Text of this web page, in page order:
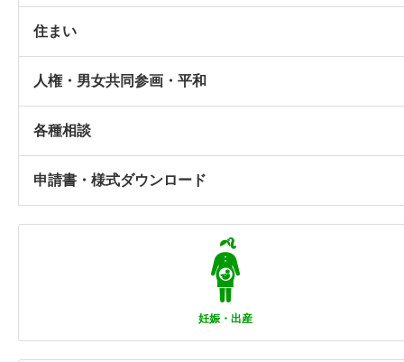
住まい
人権・男女共同参画・平和
各種相談
申請書・様式ダウンロード
妊娠・出産